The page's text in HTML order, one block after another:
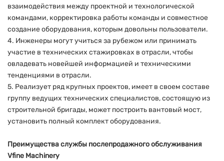
взаимодействия между проектной и технологической
командами, корректировка работы команды и совместное
создание оборудования, которым довольны пользователи.
4. Инженеры могут учиться за рубежом или принимать
участие в технических стажировках в отрасли, чтобы
овладевать новейшей информацией и техническими
тенденциями в отрасли.
5. Реализует ряд крупных проектов, имеет в своем составе
группу ведущих технических специалистов, состоящую из
строительной бригады, может построить вантовый мост,
установить полный комплект оборудования.
Преимущества службы послепродажного обслуживания
Vfine Machinery